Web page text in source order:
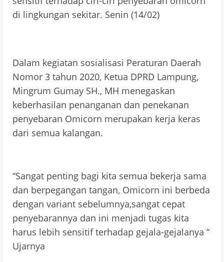
di lingkungan sekitar. Senin (14/02)
Dalam kegiatan sosialisasi Peraturan Daerah
Nomor 3 tahun 2020, Ketua DPRD Lampung,
Mingrum Gumay SH., MH menegaskan
keberhasilan penanganan dan penekanan
penyebaran Omicorn merupakan kerja keras
dari semua kalangan.
“Sangat penting bagi kita semua bekerja sama
dan berpegangan tangan, Omicorn ini berbeda
dengan variant sebelumnya,sangat cepat
penyebarannya dan ini menjadi tugas kita
harus lebih sensitif terhadap gejala-gejalanya “
Ujarnya